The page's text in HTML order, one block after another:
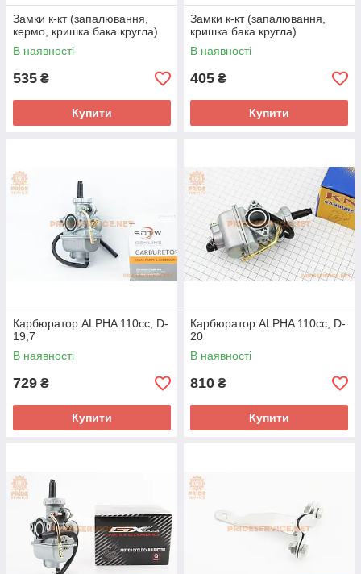
Замки к-кт (запалювання,
кермо, кришка бака кругла)
В наявності
535 ₴
Купити
Замки к-кт (запалювання,
кришка бака кругла)
В наявності
405 ₴
Купити
Карбюратор ALPHA 110cc, D-
19,7
В наявності
729 ₴
Купити
Карбюратор ALPHA 110cc, D-
20
В наявності
810 ₴
Купити